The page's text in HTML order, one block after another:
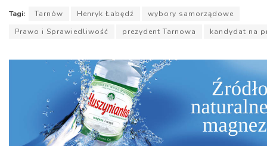
Tagi: Tarnów Henryk Łabędź
wybory samorządowe
Prawo i Sprawiedliwość
prezydent Tarnowa kandydat na